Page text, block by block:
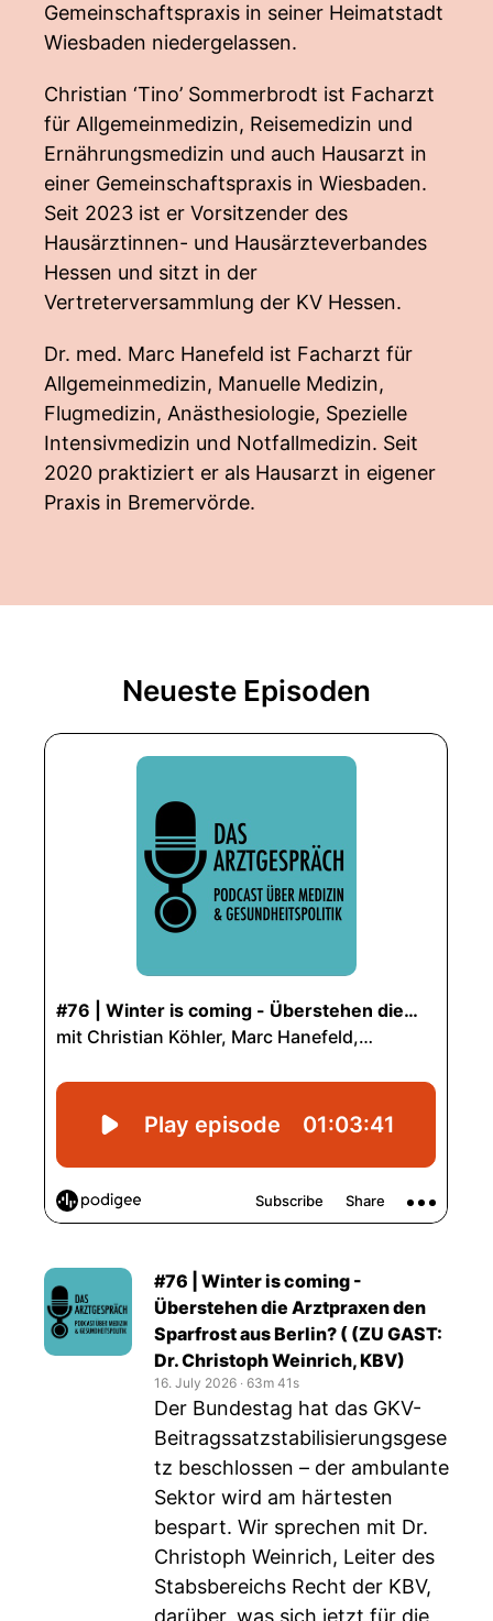
Gemeinschaftspraxis in seiner Heimatstadt
Wiesbaden niedergelassen.
Christian ‘Tino’ Sommerbrodt ist Facharzt
für Allgemeinmedizin, Reisemedizin und
Ernährungsmedizin und auch Hausarzt in
einer Gemeinschaftspraxis in Wiesbaden.
Seit 2023 ist er Vorsitzender des
Hausärztinnen- und Hausärzteverbandes
Hessen und sitzt in der
Vertreterversammlung der KV Hessen.
Dr. med. Marc Hanefeld ist Facharzt für
Allgemeinmedizin, Manuelle Medizin,
Flugmedizin, Anästhesiologie, Spezielle
Intensivmedizin und Notfallmedizin. Seit
2020 praktiziert er als Hausarzt in eigener
Praxis in Bremervörde.
Neueste Episoden
#76 | Winter is coming -
Überstehen die Arztpraxen den
Sparfrost aus Berlin? ( (ZU GAST:
Dr. Christoph Weinrich, KBV)
16. July 2026 ‧ 63m 41s
Der Bundestag hat das GKV-
Beitragssatzstabilisierungsgese
tz beschlossen – der ambulante
Sektor wird am härtesten
bespart. Wir sprechen mit Dr.
Christoph Weinrich, Leiter des
Stabsbereichs Recht der KBV,
darüber, was sich jetzt für die